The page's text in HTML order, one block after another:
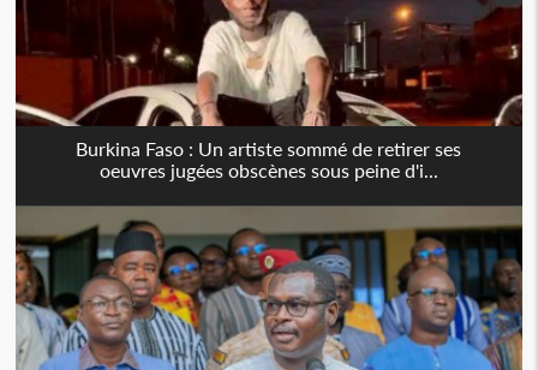
Burkina Faso : Un artiste sommé de retirer ses
oeuvres jugées obscènes sous peine d'i...